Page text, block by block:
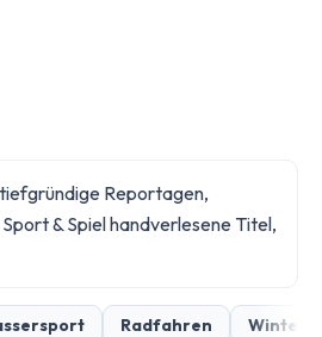
Reportagen,
Sport & Spielhandverlesene Titel,
Radfahren Winter